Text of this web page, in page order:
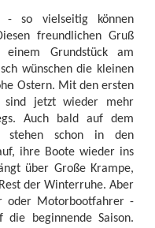
- so vielseitig können
freundlichen Gruß
Grundstück am
wünschen die kleinen
Ostern. Mit den ersten
sind jetzt wieder mehr
Auch bald auf dem
stehen schon in den
ihre Boote wieder ins
über Große Krampe,
der Winterruhe. Aber
oder Motorbootfahrer -
beginnende Saison.